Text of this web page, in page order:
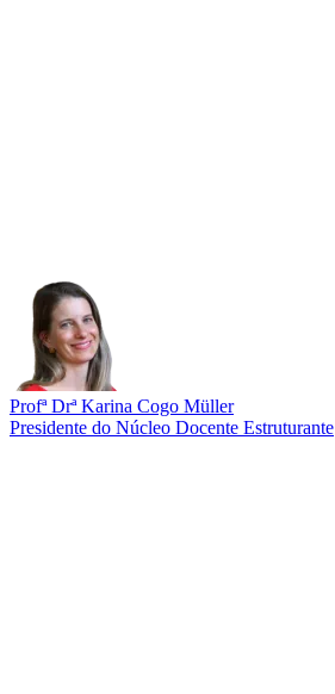
Profª Drª Karina Cogo Müller
Presidente do Núcleo Docente Estruturante